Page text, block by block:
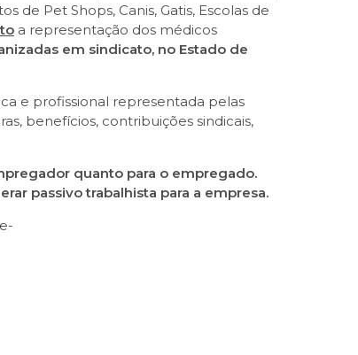
Pet Shops, Canis, Gatis, Escolas de
a representação dos médicos
em sindicato, no Estado de
e profissional representada pelas
benefícios, contribuições sindicais,
quanto para o empregado.
passivo trabalhista para a empresa.